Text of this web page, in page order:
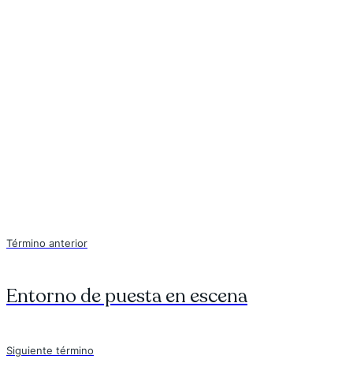
Término anterior
Entorno de puesta en escena
Siguiente término